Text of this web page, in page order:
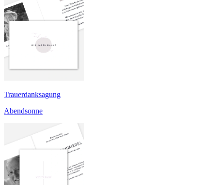
Trauerdanksagung
Abendsonne